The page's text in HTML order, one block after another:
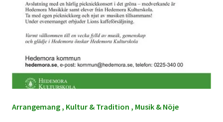
Arrangemang , Kultur & Tradition , Musik & Nöje